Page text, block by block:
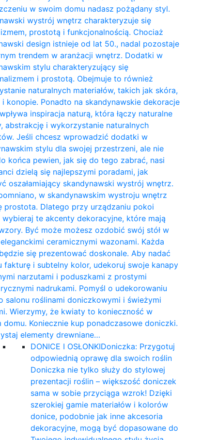
w swoim domu nadasz pożądany styl.
wystrój wnętrz charakteryzuje się
prostotą i funkcjonalnością. Chociaż
design istnieje od lat 50., nadal pozostaje
trendem w aranżacji wnętrz. Dodatki w
stylu charakteryzujący się
i prostotą. Obejmuje to również
naturalnych materiałów, takich jak skóra,
konopie. Ponadto na skandynawskie dekoracje
inspiracja naturą, która łączy naturalne
abstrakcję i wykorzystanie naturalnych
Jeśli chcesz wprowadzić dodatki w
stylu dla swojej przestrzeni, ale nie
końca pewien, jak się do tego zabrać, nasi
dzielą się najlepszymi poradami, jak
oszałamiający skandynawski wystrój wnętrz.
w skandynawskim wystroju wnętrz
prostota. Dlatego przy urządzaniu pokoi
wybieraj te akcenty dekoracyjne, które mają
Być może możesz ozdobić swój stół w
ceramicznymi wazonami. Każda
się prezentować doskonale. Aby nadać
fakturę i subtelny kolor, udekoruj swoje kanapy
narzutami i poduszkami z prostymi
nadrukami. Pomyśl o udekorowaniu
salonu roślinami doniczkowymi i świeżymi
Wierzymy, że kwiaty to konieczność w
domu. Koniecznie kup ponadczasowe doniczki.
elementy drewniane…
DONICE I OSŁONKIDoniczka: Przygotuj
odpowiednią oprawę dla swoich roślin
Doniczka nie tylko służy do stylowej
prezentacji roślin – większość doniczek
sama w sobie przyciąga wzrok! Dzięki
szerokiej gamie materiałów i kolorów
donice, podobnie jak inne akcesoria
dekoracyjne, mogą być dopasowane do